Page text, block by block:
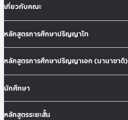
เกี่ยวกับคณะ
หลักสูตรการศึกษาปริญญาโท
หลักสูตรการศึกษาปริญญาเอก (นานาชาติ)
นักศึกษา
หลักสูตรระยะสั้น